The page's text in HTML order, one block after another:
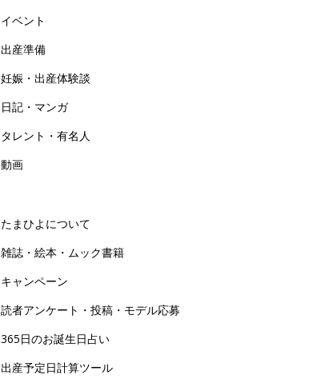
イベント
出産準備
妊娠・出産体験談
日記・マンガ
タレント・有名人
動画
たまひよについて
雑誌・絵本・ムック書籍
キャンペーン
読者アンケート・投稿・モデル応募
365日のお誕生日占い
出産予定日計算ツール